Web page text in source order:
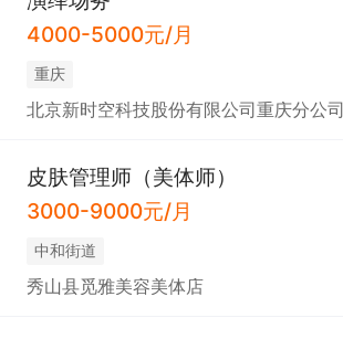
4000-5000元/月
重庆
北京新时空科技股份有限公司重庆分公司
皮肤管理师（美体师）
3000-9000元/月
中和街道
秀山县觅雅美容美体店